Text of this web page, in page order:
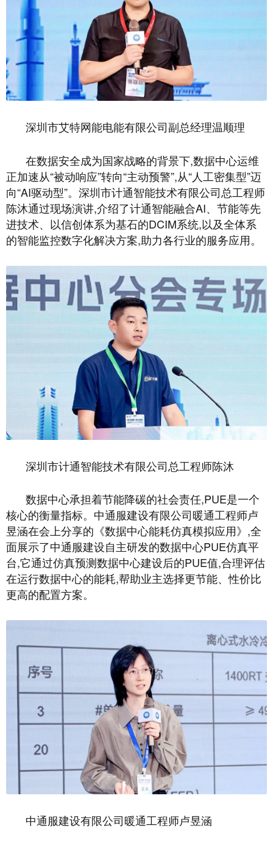
深圳市艾特网能电能有限公司副总经理温顺理
在数据安全成为国家战略的背景下,数据中心运维
正加速从“被动响应”转向“主动预警”,从“人工密集型”迈
向“AI驱动型”。深圳市计通智能技术有限公司总工程师
陈沐通过现场演讲,介绍了计通智能融合AI、节能等先
进技术、以信创体系为基石的DCIM系统,以及全体系
的智能监控数字化解决方案,助力各行业的服务应用。
深圳市计通智能技术有限公司总工程师陈沐
数据中心承担着节能降碳的社会责任,PUE是一个
核心的衡量指标。中通服建设有限公司暖通工程师卢
昱涵在会上分享的《数据中心能耗仿真模拟应用》,全
面展示了中通服建设自主研发的数据中心PUE仿真平
台,它通过仿真预测数据中心建设后的PUE值,合理评估
在运行数据中心的能耗,帮助业主选择更节能、性价比
更高的配置方案。
中通服建设有限公司暖通工程师卢昱涵